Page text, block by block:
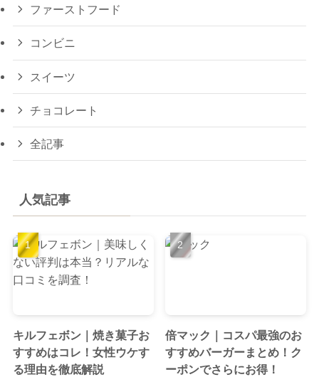
ファーストフード
コンビニ
スイーツ
チョコレート
全記事
人気記事
キルフェボン｜焼き菓子お
すすめはコレ！女性ウケす
る理由を徹底解説
倍マック｜コスパ最強のお
すすめバーガーまとめ！ク
ーポンでさらにお得！